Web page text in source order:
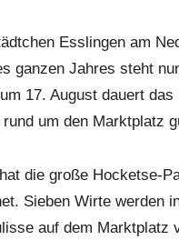
Esslingen am
ganzen Jahres steht
17. August dauert
um den Marktplatz
die große Hocketse-
Sieben Wirte werden
auf dem Marktplatz